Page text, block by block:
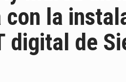
la
digital de